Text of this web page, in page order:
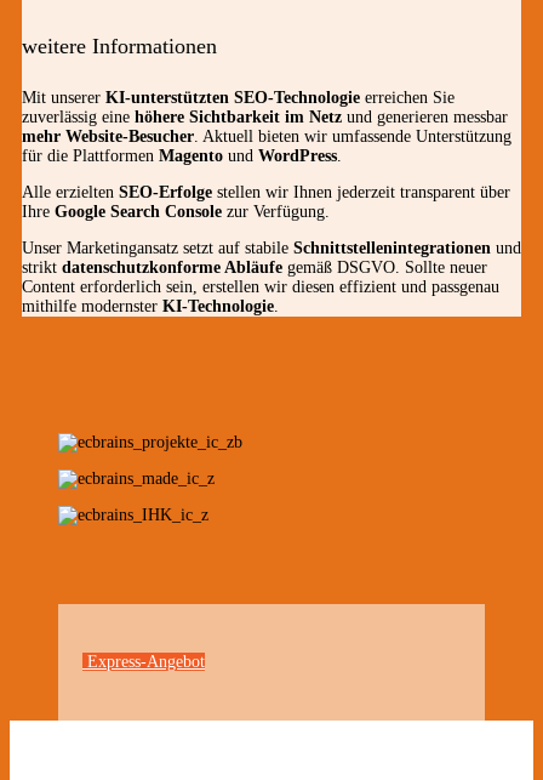
weitere Informationen
Mit unserer KI-unterstützten SEO-Technologie erreichen Sie
zuverlässig eine höhere Sichtbarkeit im Netz und generieren messbar
mehr Website-Besucher. Aktuell bieten wir umfassende Unterstützung
für die Plattformen Magento und WordPress.
Alle erzielten SEO-Erfolge stellen wir Ihnen jederzeit transparent über
Ihre Google Search Console zur Verfügung.
Unser Marketingansatz setzt auf stabile Schnittstellenintegrationen und
strikt datenschutzkonforme Abläufe gemäß DSGVO. Sollte neuer
Content erforderlich sein, erstellen wir diesen effizient und passgenau
mithilfe modernster KI-Technologie.
Express-Angebot